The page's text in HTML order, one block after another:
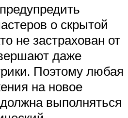
о скрытой
не застрахован от
даже
Поэтому любая
на новое
выполняться